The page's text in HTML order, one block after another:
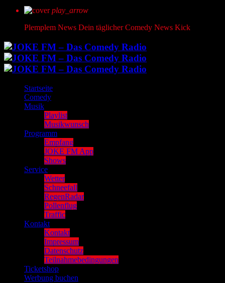
play_arrow
Plemplem News Dein täglicher Comedy News Kick
Startseite
Comedy
Musik
Playlist
Musikwunsch
Programm
Empfang
JOKE FM App
Shows
Service
Wetter
Schneefall
RegenRadar
Pollenflug
Traffic
Kontakt
Kontakt
Impressum
Datenschutz
Teilnahmebedingungen
Ticketshop
Werbung buchen